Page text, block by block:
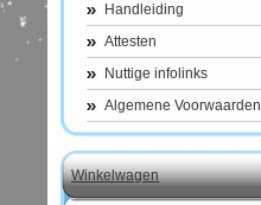
Handleiding
Attesten
Nuttige infolinks
Algemene Voorwaarden
Winkelwagen